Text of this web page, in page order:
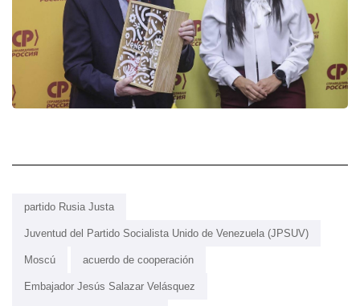
partido Rusia Justa
Juventud del Partido Socialista Unido de Venezuela (JPSUV)
Moscú acuerdo de cooperación
Embajador Jesús Salazar Velásquez